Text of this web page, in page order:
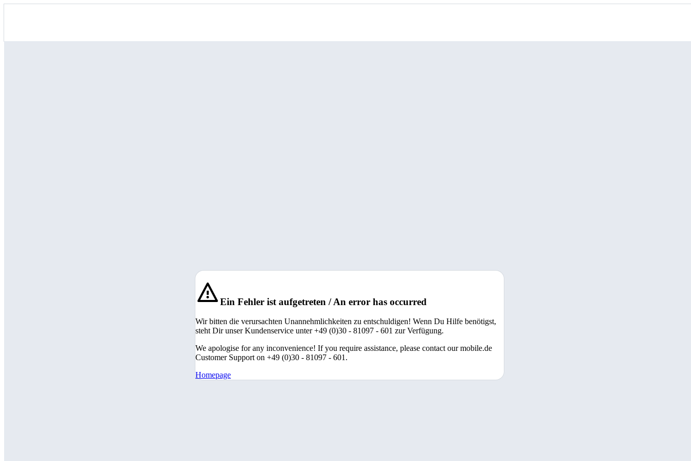
Ein Fehler ist aufgetreten / An error has occurred
Wir bitten die verursachten Unannehmlichkeiten zu entschuldigen! Wenn Du Hilfe benötigst,
steht Dir unser Kundenservice unter +49 (0)30 - 81097 - 601 zur Verfügung.
We apologise for any inconvenience! If you require assistance, please contact our mobile.de
Customer Support on +49 (0)30 - 81097 - 601.
Homepage